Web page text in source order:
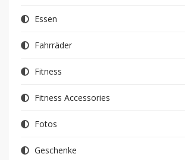
Essen
Fahrräder
Fitness
Fitness Accessories
Fotos
Geschenke